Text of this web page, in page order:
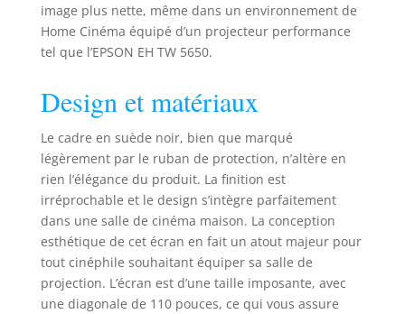
image plus nette, même dans un environnement de
Home Cinéma équipé d’un projecteur performance
tel que l’EPSON EH TW 5650.
Design et matériaux
Le cadre en suède noir, bien que marqué
légèrement par le ruban de protection, n’altère en
rien l’élégance du produit. La finition est
irréprochable et le design s’intègre parfaitement
dans une salle de cinéma maison. La conception
esthétique de cet écran en fait un atout majeur pour
tout cinéphile souhaitant équiper sa salle de
projection. L’écran est d’une taille imposante, avec
une diagonale de 110 pouces, ce qui vous assure